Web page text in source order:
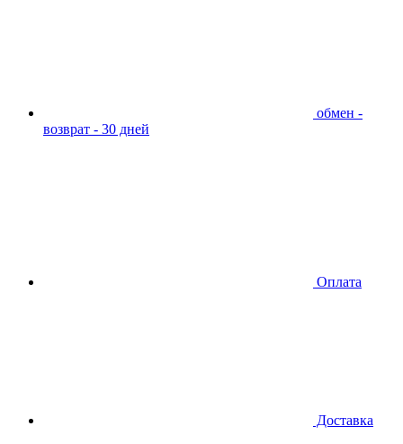
обмен -
возврат - 30 дней
Оплата
Доставка